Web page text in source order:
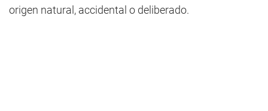
origen natural, accidental o deliberado.